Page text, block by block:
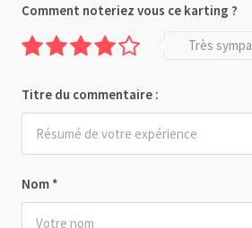
Nom *
Comment noteriez vous ce karting ?
Très sympa
Titre du commentaire :